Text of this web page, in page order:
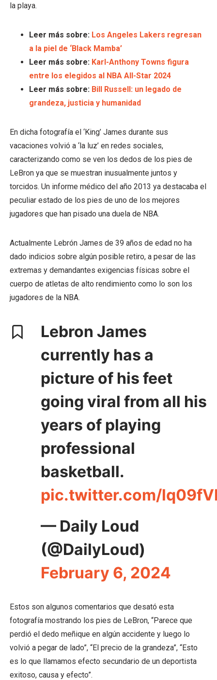
la playa.
Leer más sobre: Los Angeles Lakers regresan
a la piel de ‘Black Mamba’
Leer más sobre: Karl-Anthony Towns figura
entre los elegidos al NBA All-Star 2024
Leer más sobre: Bill Russell: un legado de
grandeza, justicia y humanidad
En dicha fotografía el ‘King’ James durante sus
vacaciones volvió a ‘la luz’ en redes sociales,
caracterizando como se ven los dedos de los pies de
LeBron ya que se muestran inusualmente juntos y
torcidos. Un informe médico del año 2013 ya destacaba el
peculiar estado de los pies de uno de los mejores
jugadores que han pisado una duela de NBA.
Actualmente Lebrón James de 39 años de edad no ha
dado indicios sobre algún posible retiro, a pesar de las
extremas y demandantes exigencias físicas sobre el
cuerpo de atletas de alto rendimiento como lo son los
jugadores de la NBA.
Lebron James
currently has a
picture of his feet
going viral from all his
years of playing
professional
basketball.
pic.twitter.com/
— Daily Loud
(@DailyLoud)
February 6, 2024
Estos son algunos comentarios que desató esta
fotografía mostrando los pies de LeBron, “Parece que
perdió el dedo meñique en algún accidente y luego lo
volvió a pegar de lado”, “El precio de la grandeza”, “Esto
es lo que llamamos efecto secundario de un deportista
exitoso, causa y efecto”.